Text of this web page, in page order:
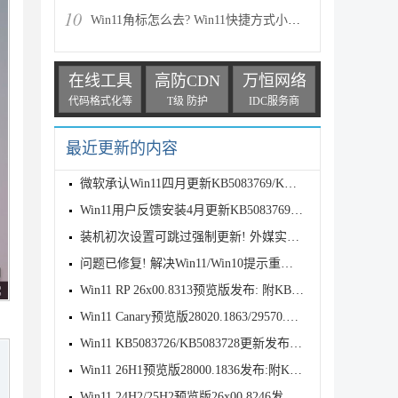
10
Win11角标怎么去? Win11快捷方式小箭头的两种消除方法
在线工具
代码格式化等
高防CDN
T级 防护
万恒网络
IDC服务商
最近更新的内容
微软承认Win11四月更新KB5083769/KB5082052致远程桌面
Win11用户反馈安装4月更新KB5083769后遇到打印故障
装机初次设置可跳过强制更新! 外媒实测Win11 OOBE 新
问题已修复! 解决Win11/Win10提示重新连接你的文件历
Win11 RP 26x00.8313预览版发布: 附KB5083631完整更新
Win11 Canary预览版28020.1863/29570.1000发布:优化文
Win11 KB5083726/KB5083728更新发布:附完整更新日志
Win11 26H1预览版28000.1836发布:附KB5083768完整更新